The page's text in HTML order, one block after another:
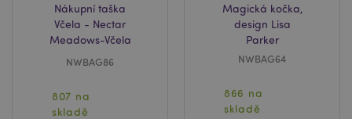
Nákupní taška
Včela - Nectar
Meadows-Včela
NWBAG86
807 na
skladě
Magická kočka,
design Lisa
Parker
NWBAG64
866 na
skladě